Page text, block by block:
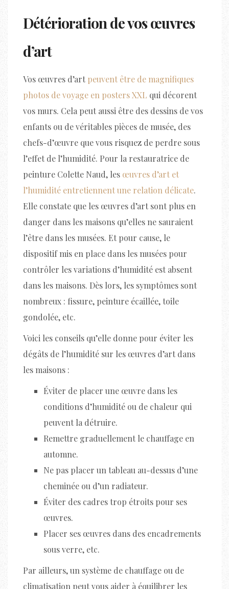
Détérioration de vos œuvres
d’art
Vos œuvres d’art peuvent être de magnifiques
photos de voyage en posters XXL qui décorent
vos murs. Cela peut aussi être des dessins de vos
enfants ou de véritables pièces de musée, des
chefs-d’œuvre que vous risquez de perdre sous
l’effet de l’humidité. Pour la restauratrice de
peinture Colette Naud, les œuvres d’art et
l’humidité entretiennent une relation délicate.
Elle constate que les œuvres d’art sont plus en
danger dans les maisons qu’elles ne sauraient
l’être dans les musées. Et pour cause, le
dispositif mis en place dans les musées pour
contrôler les variations d’humidité est absent
dans les maisons. Dès lors, les symptômes sont
nombreux : fissure, peinture écaillée, toile
gondolée, etc.
Voici les conseils qu’elle donne pour éviter les
dégâts de l’humidité sur les œuvres d’art dans
les maisons :
Éviter de placer une œuvre dans les
conditions d’humidité ou de chaleur qui
peuvent la détruire.
Remettre graduellement le chauffage en
automne.
Ne pas placer un tableau au-dessus d’une
cheminée ou d’un radiateur.
Éviter des cadres trop étroits pour ses
œuvres.
Placer ses œuvres dans des encadrements
sous verre, etc.
Par ailleurs, un système de chauffage ou de
climatisation peut vous aider à équilibrer les